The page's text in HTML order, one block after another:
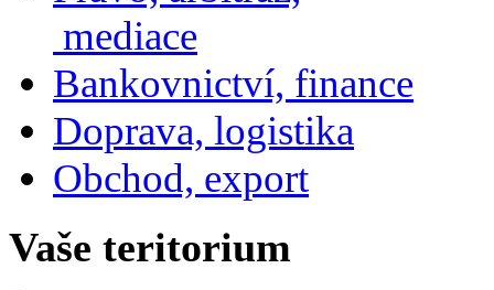
mediace
Bankovnictví, finance
Doprava, logistika
Obchod, export
Vaše teritorium